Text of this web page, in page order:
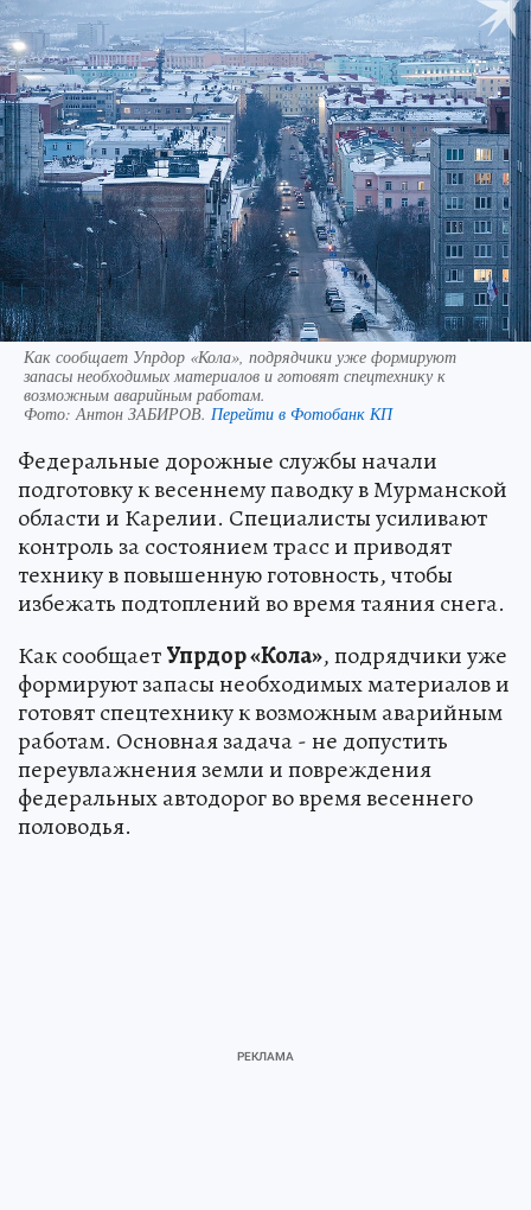
Как сообщает Упрдор «Кола», подрядчики уже формируют
запасы необходимых материалов и готовят спецтехнику к
возможным аварийным работам.
Фото:Антон ЗАБИРОВ. Перейти в Фотобанк КП
Федеральные дорожные службы начали
подготовку к весеннему паводку в Мурманской
области и Карелии. Специалисты усиливают
контроль за состоянием трасс и приводят
технику в повышенную готовность, чтобы
избежать подтоплений во время таяния снега.
Как сообщаетУпрдор «Кола», подрядчики уже
формируют запасы необходимых материалов и
готовят спецтехнику к возможным аварийным
работам. Основная задача - не допустить
переувлажнения земли и повреждения
федеральных автодорог во время весеннего
половодья.